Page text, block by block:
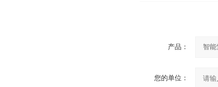
产品：
您的单位：